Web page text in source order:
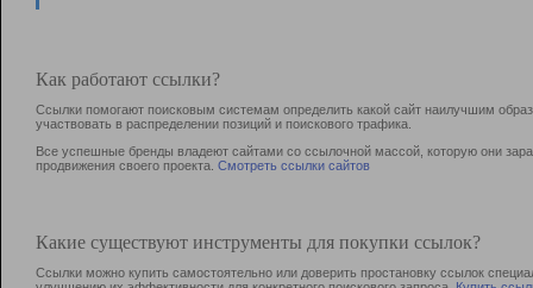
Как работают ссылки?
Ссылки помогают поисковым системам определить какой сайт наилучшим
участвовать в раcпределении позиций и поискового трафика.
Все успешные бренды владеют сайтами со ссылочной массой, которую они
продвижения своего проекта. Смотреть ссылки сайтов
Какие существуют инструменты для покупки ссылок?
Ссылки можно купить самостоятельно или доверить простановку ссылок